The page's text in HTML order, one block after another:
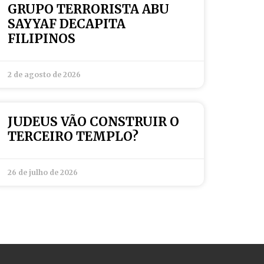
GRUPO TERRORISTA ABU
SAYYAF DECAPITA
FILIPINOS
2 de agosto de 2026
JUDEUS VÃO CONSTRUIR O
TERCEIRO TEMPLO?
26 de julho de 2026